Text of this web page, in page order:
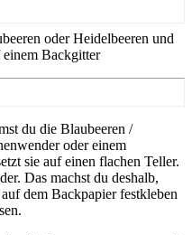
du die Blaubeeren /
oder einem
sie auf einen flachen Teller.
Das machst du deshalb,
dem Backpapier festkleben